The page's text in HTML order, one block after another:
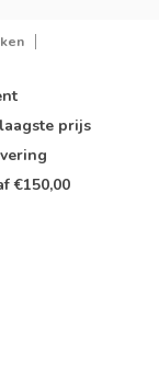
laagste prijs
€150,00